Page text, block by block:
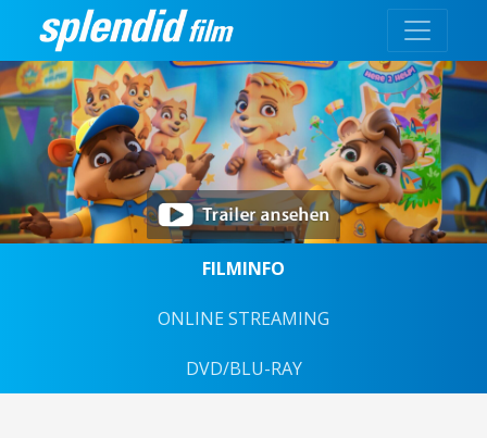
FILMINFO
ONLINE STREAMING
DVD/BLU-RAY